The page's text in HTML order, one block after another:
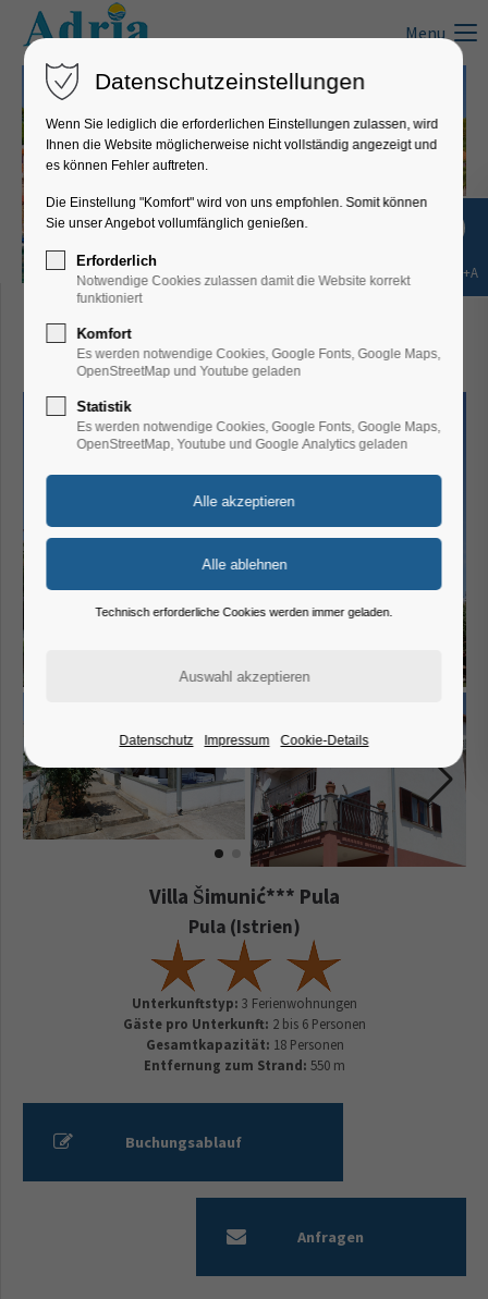
Menu
Villa Šimunić*** Pula
(Istrien)
Villa Šimunić*** Pula
Pula (Istrien)
Unterkunftstyp: 3 Ferienwohnungen
Gäste pro Unterkunft: 2 bis 6 Personen
Gesamtkapazität: 18 Personen
Entfernung zum Strand: 550 m
Buchungsablauf
Anfragen
Datenschutzeinstellungen
Wenn Sie lediglich die erforderlichen Einstellungen zulassen, wird
Ihnen die Website möglicherweise nicht vollständig angezeigt und
es können Fehler auftreten.
Die Einstellung "Komfort" wird von uns empfohlen. Somit können
Sie unser Angebot vollumfänglich genießen.
Erforderlich
Notwendige Cookies zulassen damit die Website korrekt
funktioniert
Komfort
Es werden notwendige Cookies, Google Fonts, Google Maps,
OpenStreetMap und Youtube geladen
Statistik
Es werden notwendige Cookies, Google Fonts, Google Maps,
OpenStreetMap, Youtube und Google Analytics geladen
Technisch erforderliche Cookies werden immer geladen.
Datenschutz Impressum Cookie-Details
Shift+Alt+A